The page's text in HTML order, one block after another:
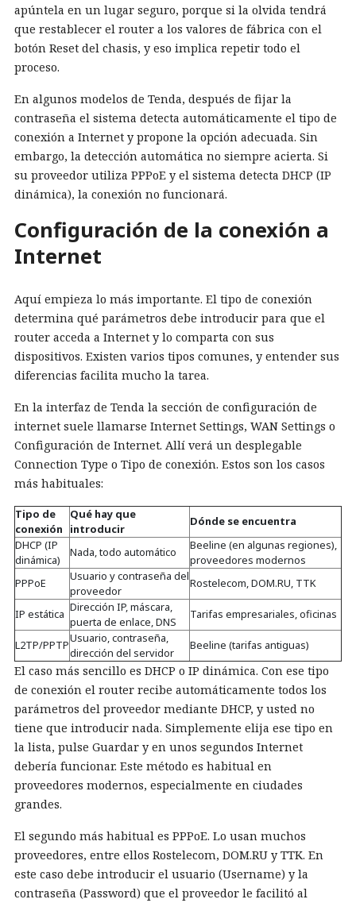
apúntela en un lugar seguro, porque si la olvida tendrá
que restablecer el router a los valores de fábrica con el
botón Reset del chasis, y eso implica repetir todo el
proceso.
En algunos modelos de Tenda, después de fijar la
contraseña el sistema detecta automáticamente el tipo de
conexión a Internet y propone la opción adecuada. Sin
embargo, la detección automática no siempre acierta. Si
su proveedor utiliza PPPoE y el sistema detecta DHCP (IP
dinámica), la conexión no funcionará.
Configuración de la conexión a
Internet
Aquí empieza lo más importante. El tipo de conexión
determina qué parámetros debe introducir para que el
router acceda a Internet y lo comparta con sus
dispositivos. Existen varios tipos comunes, y entender sus
diferencias facilita mucho la tarea.
En la interfaz de Tenda la sección de configuración de
internet suele llamarse Internet Settings, WAN Settings o
Configuración de Internet. Allí verá un desplegable
Connection Type o Tipo de conexión. Estos son los casos
más habituales:
Tipo de
conexión
Qué hay que
introducir
Dónde se encuentra
DHCP (IP
dinámica)
Nada, todo automático
Beeline (en algunas regiones),
proveedores modernos
PPPoE
Usuario y contraseña del
proveedor
Rostelecom, DOM.RU, TTK
IP estática Dirección IP, máscara,
puerta de enlace, DNS
Tarifas empresariales, oficinas
L2TP/PPTPUsuario, contraseña,
dirección del servidor
Beeline (tarifas antiguas)
El caso más sencillo es DHCP o IP dinámica. Con ese tipo
de conexión el router recibe automáticamente todos los
parámetros del proveedor mediante DHCP, y usted no
tiene que introducir nada. Simplemente elija ese tipo en
la lista, pulse Guardar y en unos segundos Internet
debería funcionar. Este método es habitual en
proveedores modernos, especialmente en ciudades
grandes.
El segundo más habitual es PPPoE. Lo usan muchos
proveedores, entre ellos Rostelecom, DOM.RU y TTK. En
este caso debe introducir el usuario (Username) y la
contraseña (Password) que el proveedor le facilitó al